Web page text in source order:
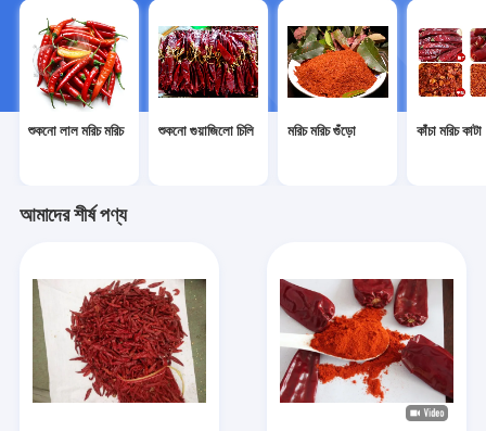
শুকনো লাল মরিচ মরিচ শুকনো গুয়াজিলো চিলি মরিচ মরিচ গুঁড়ো কাঁচা মরিচ কাটা
আমাদের শীর্ষ পণ্য